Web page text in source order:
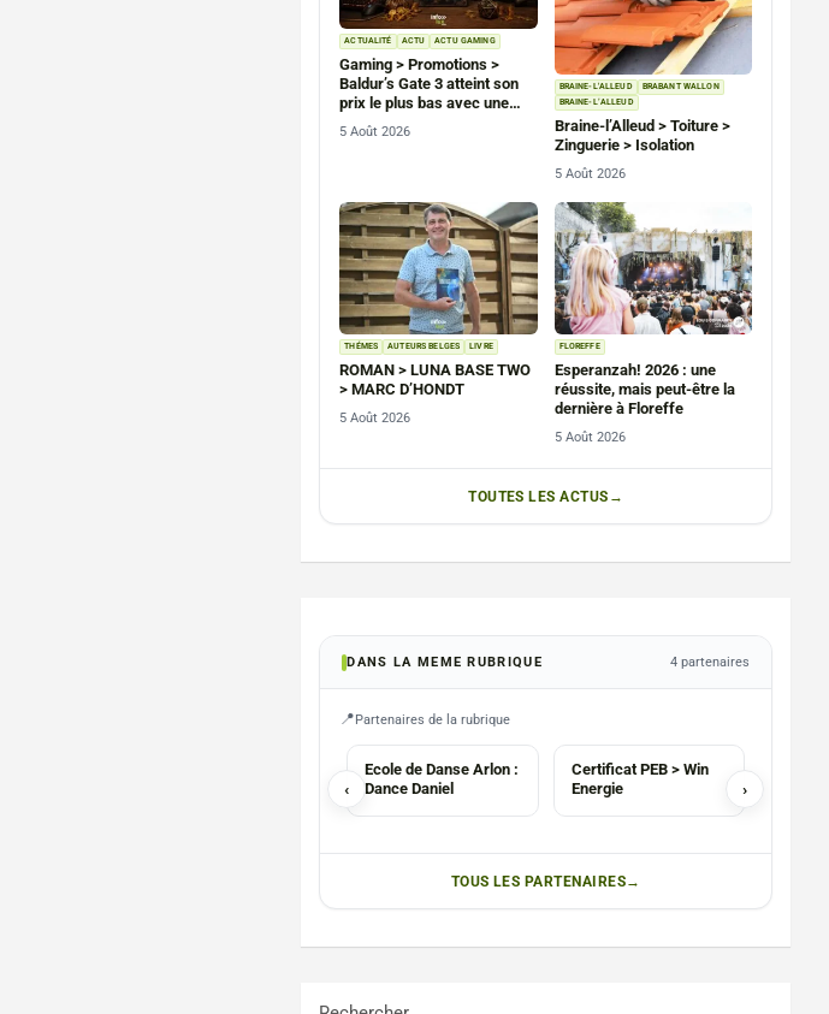
ACTUALITÉ ACTU ACTU GAMING
Gaming > Promotions >
Baldur’s Gate 3 atteint son
prix le plus bas avec une
remise de 30 % sur PC, PS5
et Xbox Series
5 Août 2026
BRAINE-L'ALLEUD
BRABANT WALLON
BRAINE-L’ALLEUD
Braine-l’Alleud > Toiture >
Zinguerie > Isolation
5 Août 2026
THÉMES AUTEURS BELGES LIVRE
ROMAN > LUNA BASE TWO
> MARC D’HONDT
5 Août 2026
FLOREFFE
Esperanzah! 2026 : une
réussite, mais peut-être la
dernière à Floreffe
5 Août 2026
TOUTES LES ACTUS
DANS LA MEME RUBRIQUE 4 partenaires
Partenaires de la rubrique
‹ ›
ECOLES
Ecole de Danse Arlon :
Dance Daniel
Certificat PEB > Win
Energie
TOUS LES PARTENAIRES